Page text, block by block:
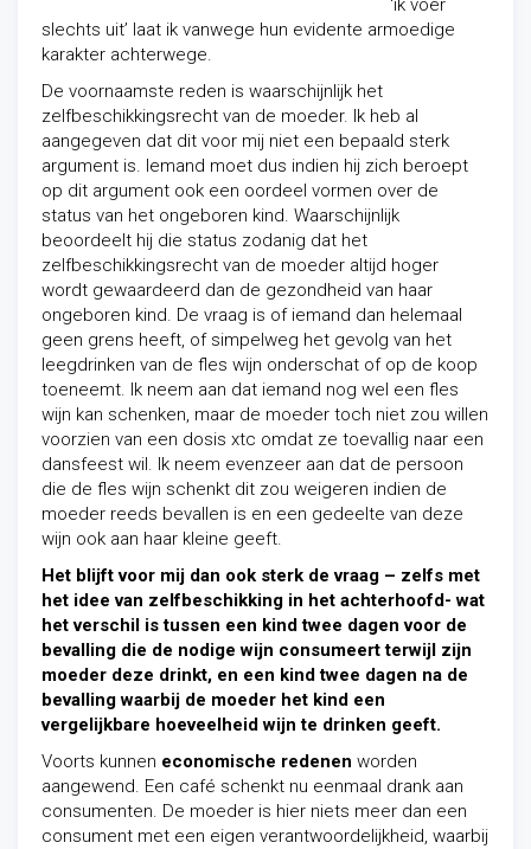
‘ik voer
slechts uit’ laat ik vanwege hun evidente armoedige
karakter achterwege.
De voornaamste reden is waarschijnlijk het
zelfbeschikkingsrecht van de moeder. Ik heb al
aangegeven dat dit voor mij niet een bepaald sterk
argument is. Iemand moet dus indien hij zich beroept
op dit argument ook een oordeel vormen over de
status van het ongeboren kind. Waarschijnlijk
beoordeelt hij die status zodanig dat het
zelfbeschikkingsrecht van de moeder altijd hoger
wordt gewaardeerd dan de gezondheid van haar
ongeboren kind. De vraag is of iemand dan helemaal
geen grens heeft, of simpelweg het gevolg van het
leegdrinken van de fles wijn onderschat of op de koop
toeneemt. Ik neem aan dat iemand nog wel een fles
wijn kan schenken, maar de moeder toch niet zou willen
voorzien van een dosis xtc omdat ze toevallig naar een
dansfeest wil. Ik neem evenzeer aan dat de persoon
die de fles wijn schenkt dit zou weigeren indien de
moeder reeds bevallen is en een gedeelte van deze
wijn ook aan haar kleine geeft.
Het blijft voor mij dan ook sterk de vraag – zelfs met
het idee van zelfbeschikking in het achterhoofd- wat
het verschil is tussen een kind twee dagen voor de
bevalling die de nodige wijn consumeert terwijl zijn
moeder deze drinkt, en een kind twee dagen na de
bevalling waarbij de moeder het kind een
vergelijkbare hoeveelheid wijn te drinken geeft.
Voorts kunnen economische redenen worden
aangewend. Een café schenkt nu eenmaal drank aan
consumenten. De moeder is hier niets meer dan een
consument met een eigen verantwoordelijkheid, waarbij